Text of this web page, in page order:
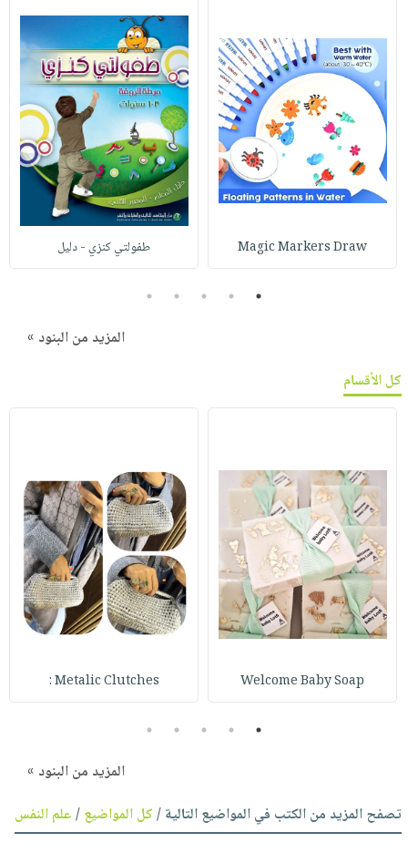
Magic Markers Draw طفولتي كنزي - دليل
1
2
3
4
5
المزيد من البنود »
كل الأقسام
Welcome Baby Soap
Metalic Clutches :
1
2
3
4
5
المزيد من البنود »
تصفح المزيد من الكتب في المواضيع التالية /كل المواضيع/علم النفس